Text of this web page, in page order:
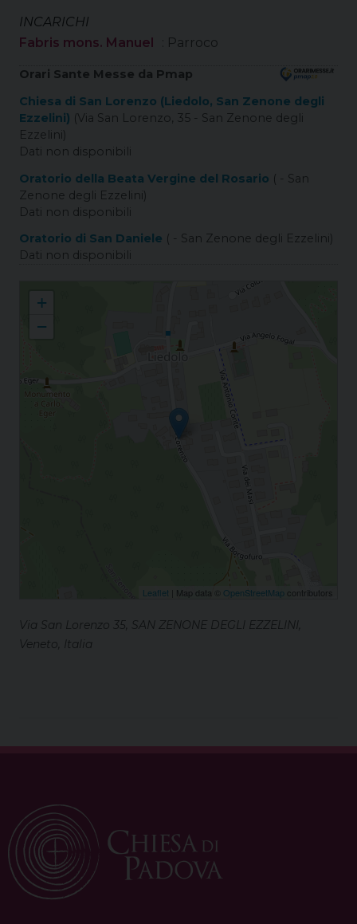
INCARICHI
Fabris mons. Manuel
: Parroco
Orari Sante Messe da Pmap
Chiesa di San Lorenzo (Liedolo, San Zenone degli
Ezzelini) (Via San Lorenzo, 35 - San Zenone degli
Ezzelini)
Dati non disponibili
Oratorio della Beata Vergine del Rosario ( - San
Zenone degli Ezzelini)
Dati non disponibili
Oratorio di San Daniele ( - San Zenone degli Ezzelini)
Dati non disponibili
+
−
Leaflet | Map data © OpenStreetMap contributors
Via San Lorenzo 35, SAN ZENONE DEGLI EZZELINI,
Veneto, Italia